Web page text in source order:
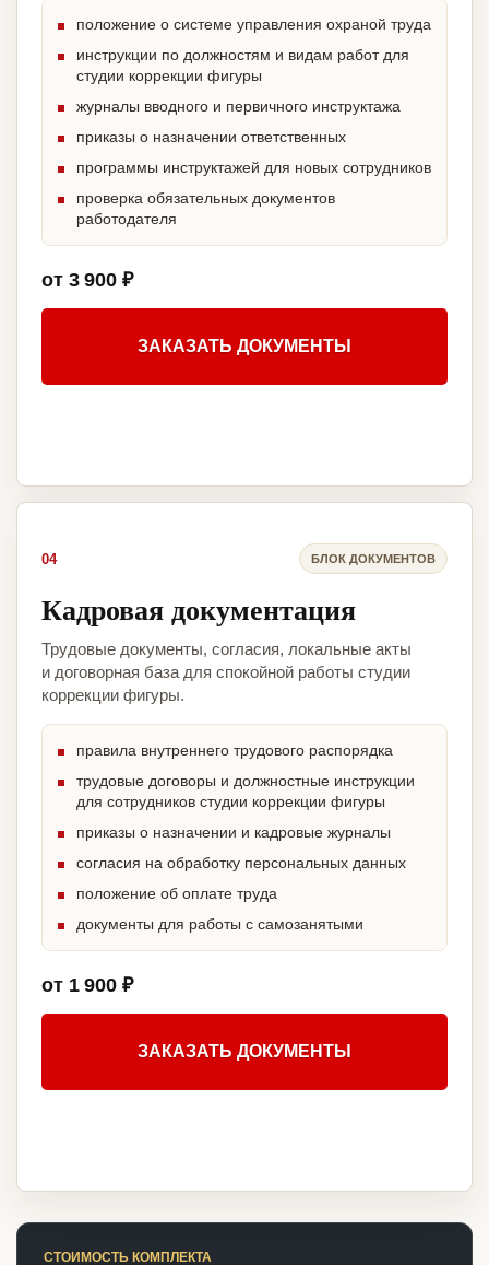
положение о системе управления охраной труда
инструкции по должностям и видам работ для
студии коррекции фигуры
журналы вводного и первичного инструктажа
приказы о назначении ответственных
программы инструктажей для новых сотрудников
проверка обязательных документов
работодателя
от 3 900 ₽
ЗАКАЗАТЬ ДОКУМЕНТЫ
04 БЛОК ДОКУМЕНТОВ
Кадровая документация
Трудовые документы, согласия, локальные акты
и договорная база для спокойной работы студии
коррекции фигуры.
правила внутреннего трудового распорядка
трудовые договоры и должностные инструкции
для сотрудников студии коррекции фигуры
приказы о назначении и кадровые журналы
согласия на обработку персональных данных
положение об оплате труда
документы для работы с самозанятыми
от 1 900 ₽
ЗАКАЗАТЬ ДОКУМЕНТЫ
СТОИМОСТЬ КОМПЛЕКТА